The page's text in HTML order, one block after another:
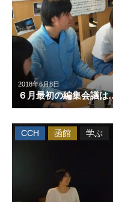
2018年6月8日
６月最初の編集会議
CCH 函館 学ぶ